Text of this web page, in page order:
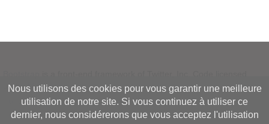
underMIT License.
Font Awesomefont licensed underSIL OFL 1.1.
Nous utilisons des cookies pour vous garantir une meilleure
utilisation de notre site. Si vous continuez à utiliser ce
dernier, nous considérerons que vous acceptez l'utilisation